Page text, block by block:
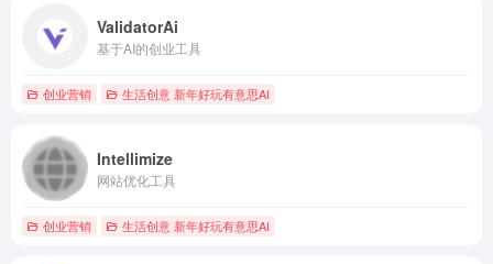
ValidatorAi
基于AI的创业工具
创业营销 生活创意 新年好玩有意思AI
Intellimize
网站优化工具
创业营销 生活创意 新年好玩有意思AI